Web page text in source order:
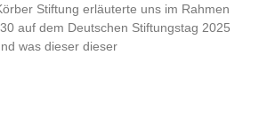
Stiftung erläuterte uns im Rahmen
auf dem Deutschen Stiftungstag 2025
was dieser dieser